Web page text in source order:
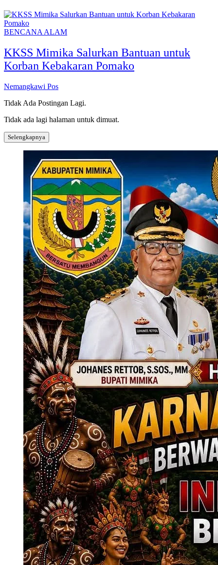
BENCANA ALAM
KKSS Mimika Salurkan Bantuan untuk
Korban Kebakaran Pomako
Nemangkawi Pos
Tidak Ada Postingan Lagi.
Tidak ada lagi halaman untuk dimuat.
Selengkapnya